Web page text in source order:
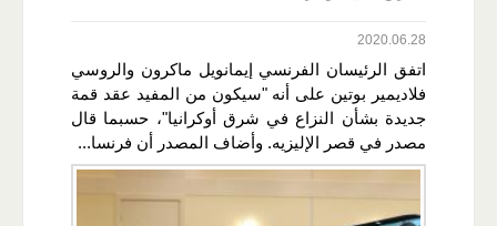
2020.06.28
اتفق الرئيسان الفرنسي إيمانويل ماكرون والروسي
فلاديمير بوتين على أنه "سيكون من المفيد عقد قمة
جديدة بشأن النزاع في شرق أوكرانيا"، حسبما قال
مصدر في قصر الإليزيه. وأضاف المصدر أن فرنسا...